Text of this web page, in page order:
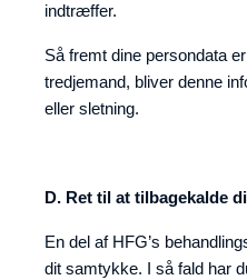
indtræffer.
Så fremt dine persondata
tredjemand, bliver denne
eller sletning.
D. Ret til at tilbagekalde
En del af HFG’s
dit samtykke. I så fald har